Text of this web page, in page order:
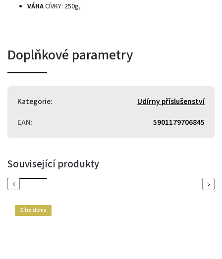
VÁHACÍVKY: 250g,
Doplňkové parametry
Kategorie:
Udírny příslušenství
EAN: 5901179706845
Související produkty
Previous
Zítra doma
Next